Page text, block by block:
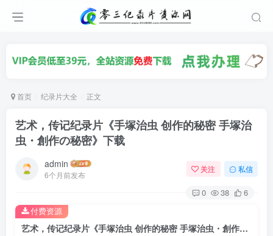
首页 纪录片大全 正文
艺术，传记纪录片《手塚治虫 创作的秘密 手塚治
虫・創作の秘密》下载
admin
6个月前发布
关注 私信
0 38 6
艺术，传记纪录片《手塚治虫 创作的秘密 手塚治虫・創作の秘密》下载
付费资源